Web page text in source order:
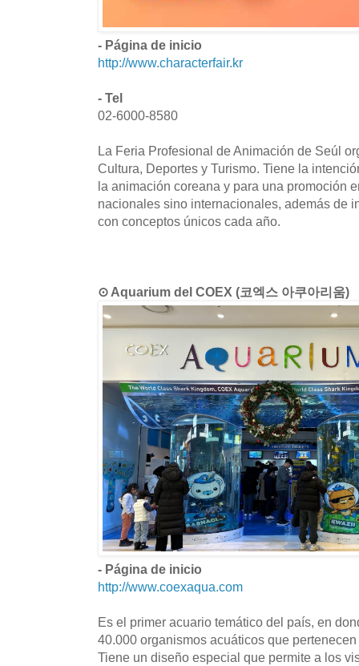
- Página de inicio
http://www.characterfair.kr
- Tel
02-6000-8580
La Feria Profesional de Animación de Seúl
Cultura, Deportes y Turismo. Tiene la
la animación coreana y para una promoción
nacionales sino internacionales, además de
con conceptos únicos cada año.
⊙ Aquarium del COEX (코엑스 아쿠아리움)
- Página de inicio
http://www.coexaqua.com
Es el primer acuario temático del país, en
40.000 organismos acuáticos que
Tiene un diseño especial que permite a los